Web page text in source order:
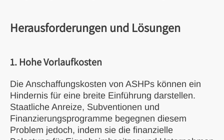
Herausforderungen und Lösungen
1. Hohe Vorlaufkosten
Die Anschaffungskosten von ASHPs können ein
Hindernis für eine breite Einführung darstellen.
Staatliche Anreize, Subventionen und
Finanzierungsprogramme begegnen diesem
Problem jedoch, indem sie die finanzielle